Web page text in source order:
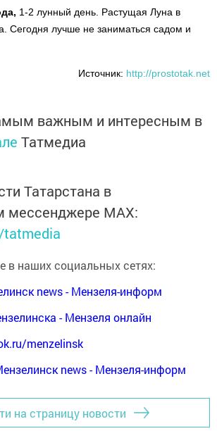
1-2 лунный день. Растущая Луна в
Сегодня лучше не заниматься садом и
Источник: http://prostotak.net
важным и интересным в
Татмедиа
Татарстана в
мессенджере MАХ:
в наших социальных сетях:
news - Мензеля-информ
- Мензеля онлайн
menzelinsk
news - Мензеля-информ
на страницу новости